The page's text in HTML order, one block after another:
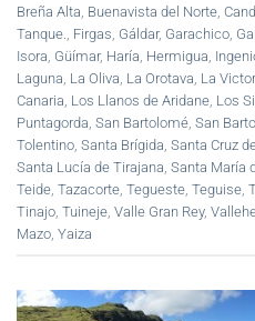
Breña Alta, Buenavista del Norte,
Tanque., Firgas, Gáldar, Garachico,
Isora, Güímar, Haría, Hermigua,
Laguna, La Oliva, La Orotava, La
Canaria, Los Llanos de Aridane, Los
Puntagorda, San Bartolomé, San
Tolentino, Santa Brígida, Santa Cruz
Santa Lucía de Tirajana, Santa María
Teide, Tazacorte, Tegueste, Teguise,
Tinajo, Tuineje, Valle Gran Rey,
Mazo, Yaiza